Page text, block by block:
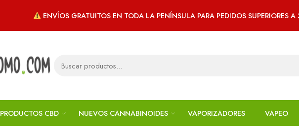
ENVÍOS GRATUITOS EN TODA LA PENÍNSULA PARA PEDIDOS SUPERIORES A
PRODUCTOS CBD NUEVOS CANNABINOIDES VAPORIZADORES VAPEO